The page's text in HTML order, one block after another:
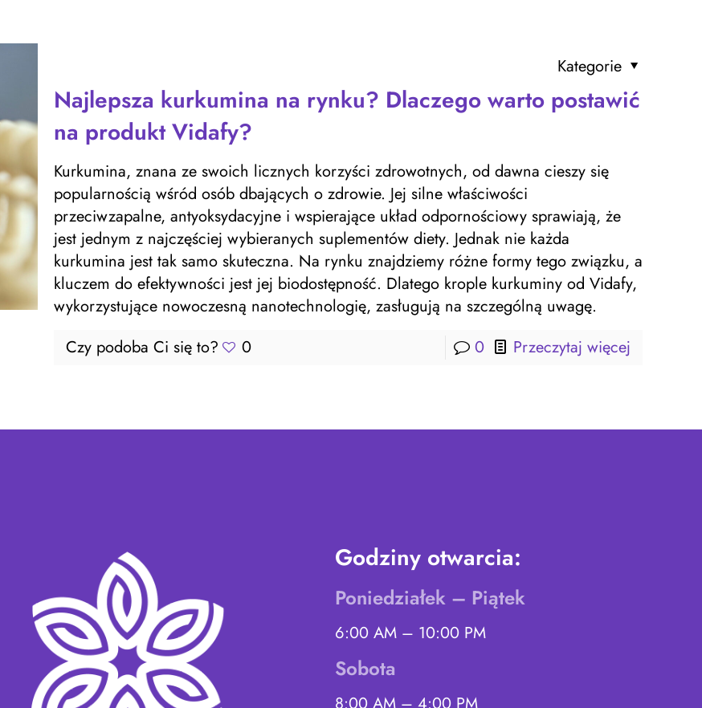
Kategorie
Najlepsza kurkumina na rynku? Dlaczego warto postawić
na produkt Vidafy?
Kurkumina, znana ze swoich licznych korzyści zdrowotnych, od dawna cieszy się
popularnością wśród osób dbających o zdrowie. Jej silne właściwości
przeciwzapalne, antyoksydacyjne i wspierające układ odpornościowy sprawiają, że
jest jednym z najczęściej wybieranych suplementów diety. Jednak nie każda
kurkumina jest tak samo skuteczna. Na rynku znajdziemy różne formy tego związku, a
kluczem do efektywności jest jej biodostępność. Dlatego krople kurkuminy od Vidafy,
wykorzystujące nowoczesną nanotechnologię, zasługują na szczególną uwagę.
Czy podoba Ci się to?
0 0 Przeczytaj więcej
Godziny otwarcia:
Poniedziałek – Piątek
6:00 AM – 10:00 PM
Sobota